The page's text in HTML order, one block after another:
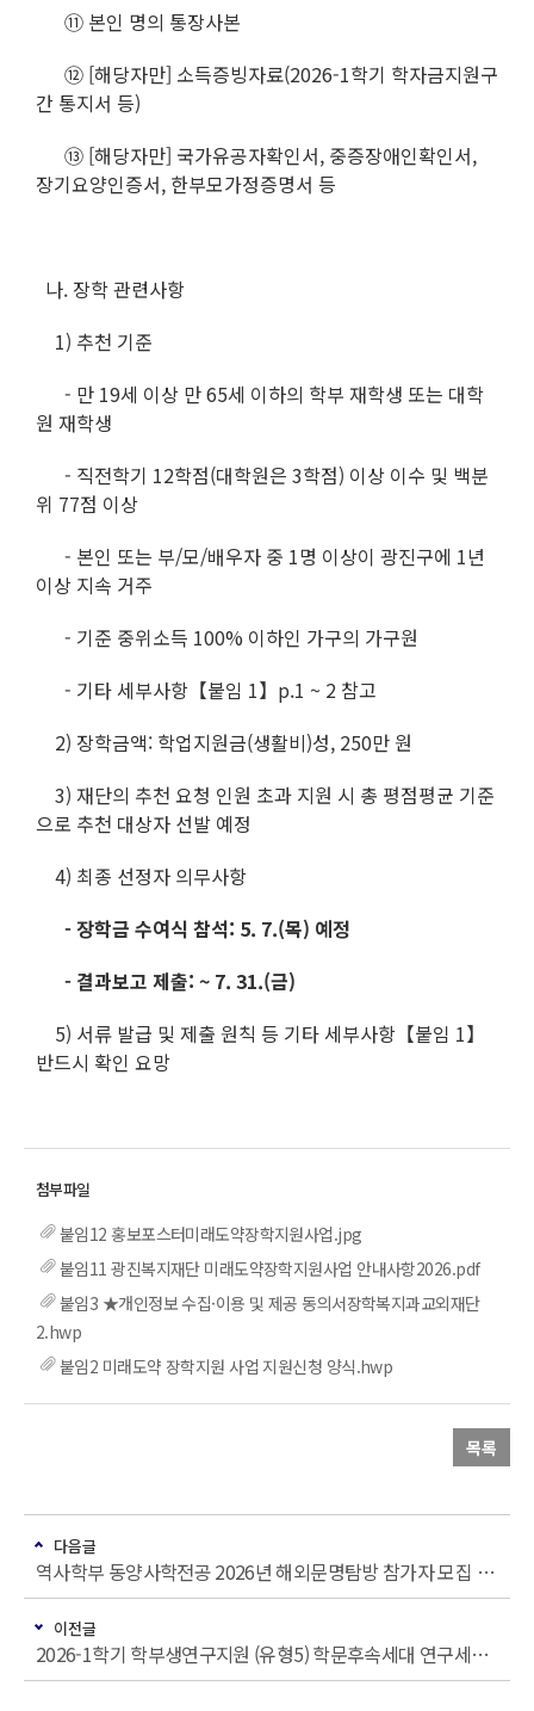
⑪ 본인 명의 통장사본
⑫ [해당자만] 소득증빙자료(2026-1학기 학자금지원구
간 통지서 등)
⑬ [해당자만] 국가유공자확인서, 중증장애인확인서,
장기요양인증서, 한부모가정증명서 등
나. 장학 관련사항
1) 추천 기준
- 만 19세 이상 만 65세 이하의 학부 재학생 또는 대학
원 재학생
- 직전학기 12학점(대학원은 3학점) 이상 이수 및 백분
위 77점 이상
- 본인 또는 부/모/배우자 중 1명 이상이 광진구에 1년
이상 지속 거주
- 기준 중위소득 100% 이하인 가구의 가구원
- 기타 세부사항【붙임 1】p.1 ~ 2 참고
2) 장학금액: 학업지원금(생활비)성, 250만 원
3) 재단의 추천 요청 인원 초과 지원 시 총 평점평균 기준
으로 추천 대상자 선발 예정
4) 최종 선정자 의무사항
- 장학금 수여식 참석: 5. 7.(목) 예정
- 결과보고 제출: ~ 7. 31.(금)
5) 서류 발급 및 제출 원칙 등 기타 세부사항【붙임 1】
반드시 확인 요망
붙임12 홍보포스터미래도약장학지원사업.jpg
붙임11 광진복지재단 미래도약장학지원사업 안내사항2026.pdf
붙임3 ★개인정보 수집·이용 및 제공 동의서장학복지과교외재단
2.hwp
붙임2 미래도약 장학지원 사업 지원신청 양식.hwp
목록
다음글
역사학부 동양사학전공 2026년 해외문명탐방 참가자 모집 (기한: 3월 24일(화) 정오까지로 변경)
이전글
2026-1학기 학부생연구지원 (유형5) 학문후속세대 연구세미나 (인문대학) 모집 안내